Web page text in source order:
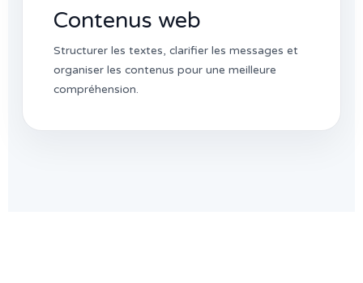
Contenus web
Structurer les textes, clarifier les messages et
organiser les contenus pour une meilleure
compréhension.